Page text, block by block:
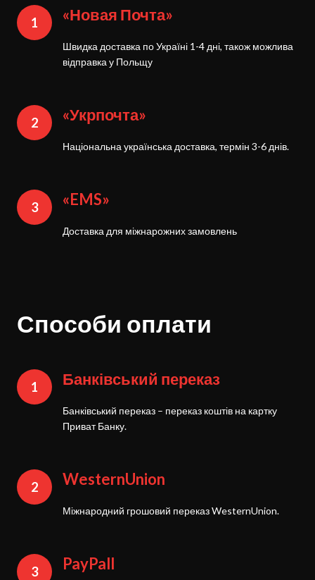
1 «Новая Почта»
Швидка доставка по Україні 1-4 дні, також можлива
відправка у Польщу
2 «Укрпочта»
Національна українська доставка, термін 3-6 днів.
3 «EMS»
Доставка для міжнарожних замовлень
Способи оплати
1 Банківський переказ
Банківський переказ – переказ коштів на картку
Приват Банку.
2 WesternUnion
Міжнародний грошовий переказ WesternUnion.
3 PayPall